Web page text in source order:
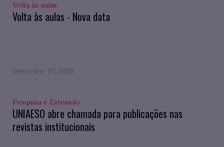
Volta às aulas
Volta às aulas - Nova data
fevereiro. 07, 2025
Pesquisa e Extensão
UNIAESO abre chamada para publicações nas
revistas institucionais